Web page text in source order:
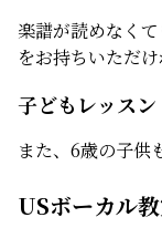
楽譜が読めなく
をお持ちいただ
子どもレッスン
また、6歳の子供
USボーカル